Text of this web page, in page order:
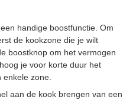
handige boostfunctie. Om
de kookzone die je wilt
boostknop om het vermogen
je voor korte duur het
zone.
aan de kook brengen van een